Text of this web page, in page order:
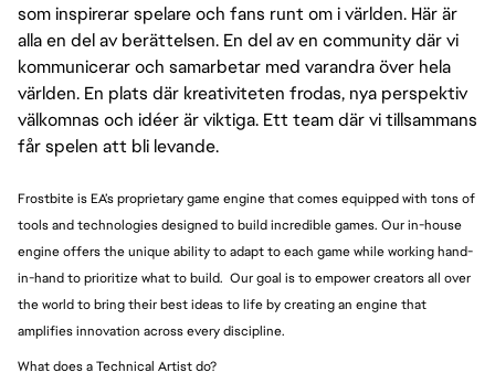
som inspirerar spelare och fans runt om i världen. Här är
alla en del av berättelsen. En del av en community där vi
kommunicerar och samarbetar med varandra över hela
världen. En plats där kreativiteten frodas, nya perspektiv
välkomnas och idéer är viktiga. Ett team där vi tillsammans
får spelen att bli levande.
Frostbite is EA’s proprietary game engine that comes equipped with tons of
tools and technologies designed to build incredible games. Our in-house
engine offers the unique ability to adapt to each game while working hand-
in-hand to prioritize what to build. Our goal is to empower creators all over
the world to bring their best ideas to life by creating an engine that
amplifies innovation across every discipline.
What does a Technical Artist do?